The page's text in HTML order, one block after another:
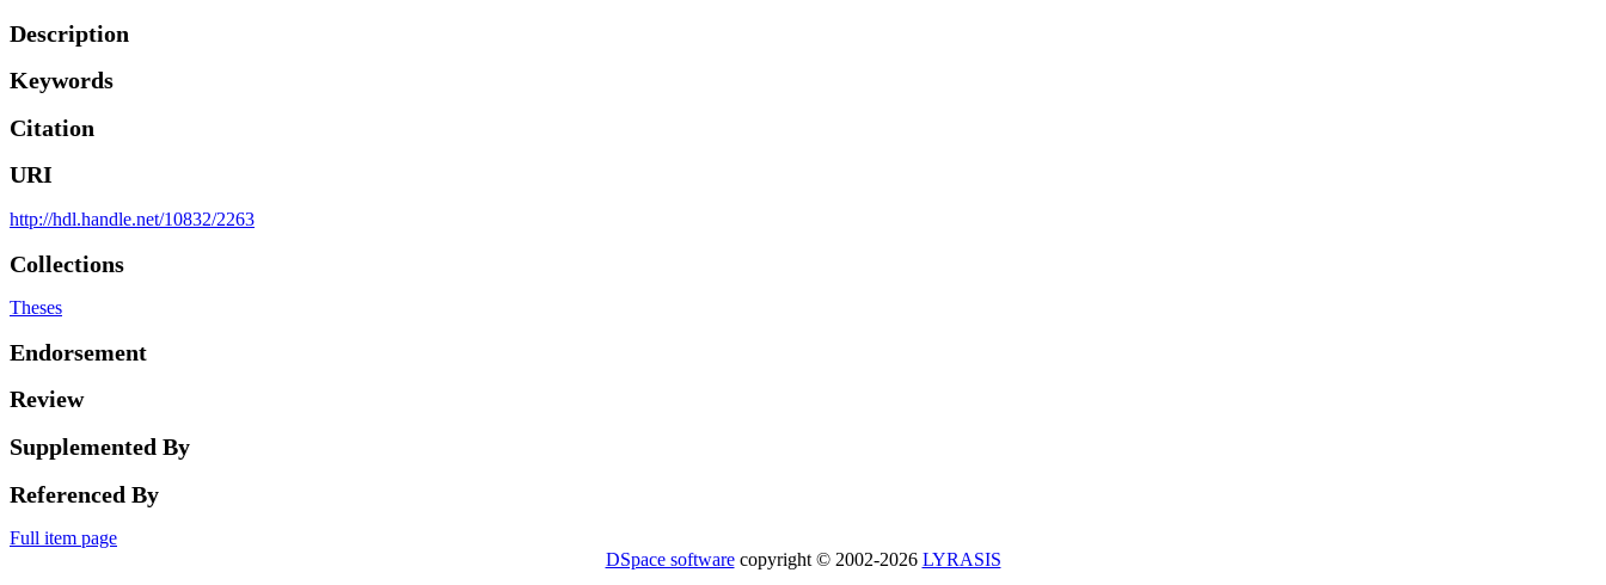
Description
Keywords
Citation
URI
http://hdl.handle.net/10832/2263
Collections
Theses
Endorsement
Review
Supplemented By
Referenced By
Full item page
DSpace softwarecopyright © 2002-2026 LYRASIS